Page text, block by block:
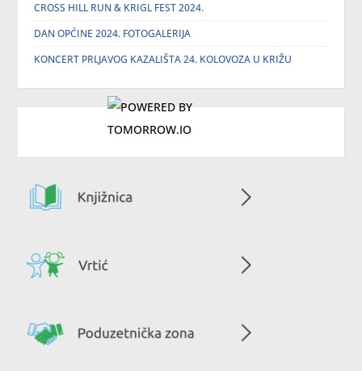
CROSS HILL RUN & KRIGL FEST 2024.
DAN OPĆINE 2024. FOTOGALERIJA
KONCERT PRLJAVOG KAZALIŠTA 24. KOLOVOZA U KRIŽU